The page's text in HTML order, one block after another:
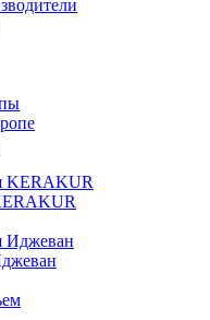
KERAKUR
Иджеван